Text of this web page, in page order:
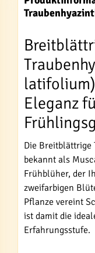
Eleganz
Die Breitblättrige
bekannt als
Frühblüher, der
zweifarbigen
Pflanze vereint
ist damit die
Erfahrungsstufe.